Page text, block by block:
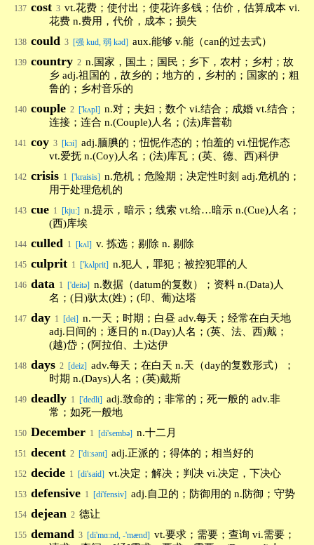
137 cost 3 vt.花费；使付出；使花许多钱；估价，估算成本 vi.
花费 n.费用，代价，成本；损失
138 could 3 [强 kud, 弱 kəd] aux.能够 v.能（can的过去式）
139 country 2 n.国家，国土；国民；乡下，农村；乡村；故
乡 adj.祖国的，故乡的；地方的，乡村的；国家的；粗
鲁的；乡村音乐的
140 couple 2 ['kʌpl] n.对；夫妇；数个 vi.结合；成婚 vt.结合；
连接；连合 n.(Couple)人名；(法)库普勒
141 coy 3 [kɔi] adj.腼腆的；忸怩作态的；怕羞的 vi.忸怩作态
vt.爱抚 n.(Coy)人名；(法)库瓦；(英、德、西)科伊
142 crisis 1 ['kraisis] n.危机；危险期；决定性时刻 adj.危机的；
用于处理危机的
143 cue 1 [kju:] n.提示，暗示；线索 vt.给…暗示 n.(Cue)人名；
(西)库埃
144 culled 1 [kʌl] v. 拣选；剔除 n. 剔除
145 culprit 1 ['kʌlprit] n.犯人，罪犯；被控犯罪的人
146 data 1 ['deitə] n.数据（datum的复数）；资料 n.(Data)人
名；(日)驮太(姓)；(印、葡)达塔
147 day 1 [dei] n.一天；时期；白昼 adv.每天；经常在白天地
adj.日间的；逐日的 n.(Day)人名；(英、法、西)戴；
(越)岱；(阿拉伯、土)达伊
148 days 2 [deiz] adv.每天；在白天 n.天（day的复数形式）；
时期 n.(Days)人名；(英)戴斯
149 deadly 1 ['dedli] adj.致命的；非常的；死一般的 adv.非
常；如死一般地
150 December 1 [di'sembə] n.十二月
151 decent 2 ['di:sənt] adj.正派的；得体的；相当好的
152 decide 1 [di'said] vt.决定；解决；判决 vi.决定，下决心
153 defensive 1 [di'fensiv] adj.自卫的；防御用的 n.防御；守势
154 dejean 2 德让
155 demand 3 [di'mɑ:nd, -'mænd] vt.要求；需要；查询 vi.需要；